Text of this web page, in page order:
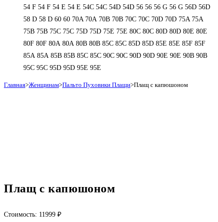
54 F 54 F 54 Е 54 Е 54C 54C 54D 54D 56 56 56 G 56 G 56D 56D
58 D 58 D 60 60 70A 70A 70B 70B 70C 70C 70D 70D 75A 75A
75B 75B 75C 75C 75D 75D 75E 75E 80C 80C 80D 80D 80E 80E
80F 80F 80А 80А 80В 80В 85C 85C 85D 85D 85E 85E 85F 85F
85А 85А 85В 85В 85С 85С 90C 90C 90D 90D 90E 90E 90В 90В
95C 95C 95D 95D 95E 95E
Главная>Женщинам>Пальто Пуховики Плащи>Плащ с капюшоном
Плащ с капюшоном
Стоимость: 11999 ₽